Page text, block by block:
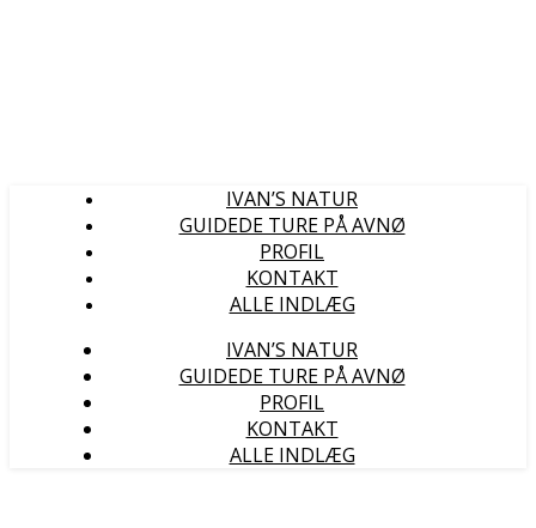
IVAN’S NATUR
GUIDEDE TURE PÅ AVNØ
PROFIL
KONTAKT
ALLE INDLÆG
IVAN’S NATUR
GUIDEDE TURE PÅ AVNØ
PROFIL
KONTAKT
ALLE INDLÆG